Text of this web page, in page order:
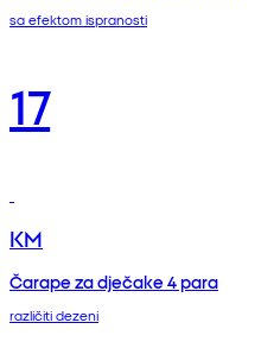
sa efektom ispranosti
17
KM
Čarape za dječake 4 para
različiti dezeni